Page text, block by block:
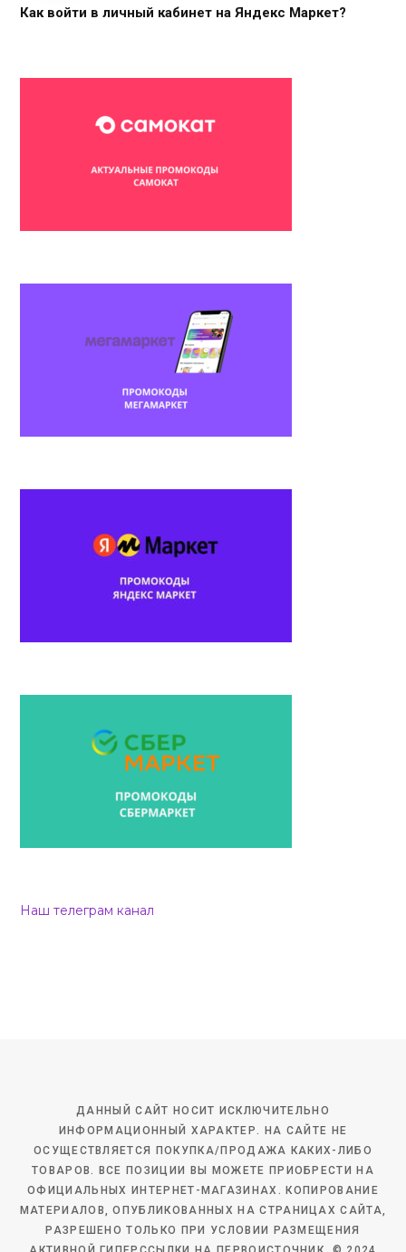
Как войти в личный кабинет на Яндекс Маркет?
Наш телеграм канал
ДАННЫЙ САЙТ НОСИТ ИСКЛЮЧИТЕЛЬНО
ИНФОРМАЦИОННЫЙ ХАРАКТЕР. НА САЙТЕ НЕ
ОСУЩЕСТВЛЯЕТСЯ ПОКУПКА/ПРОДАЖА КАКИХ-ЛИБО
ТОВАРОВ. ВСЕ ПОЗИЦИИ ВЫ МОЖЕТЕ ПРИОБРЕСТИ НА
ОФИЦИАЛЬНЫХ ИНТЕРНЕТ-МАГАЗИНАХ. КОПИРОВАНИЕ
МАТЕРИАЛОВ, ОПУБЛИКОВАННЫХ НА СТРАНИЦАХ САЙТА,
РАЗРЕШЕНО ТОЛЬКО ПРИ УСЛОВИИ РАЗМЕЩЕНИЯ